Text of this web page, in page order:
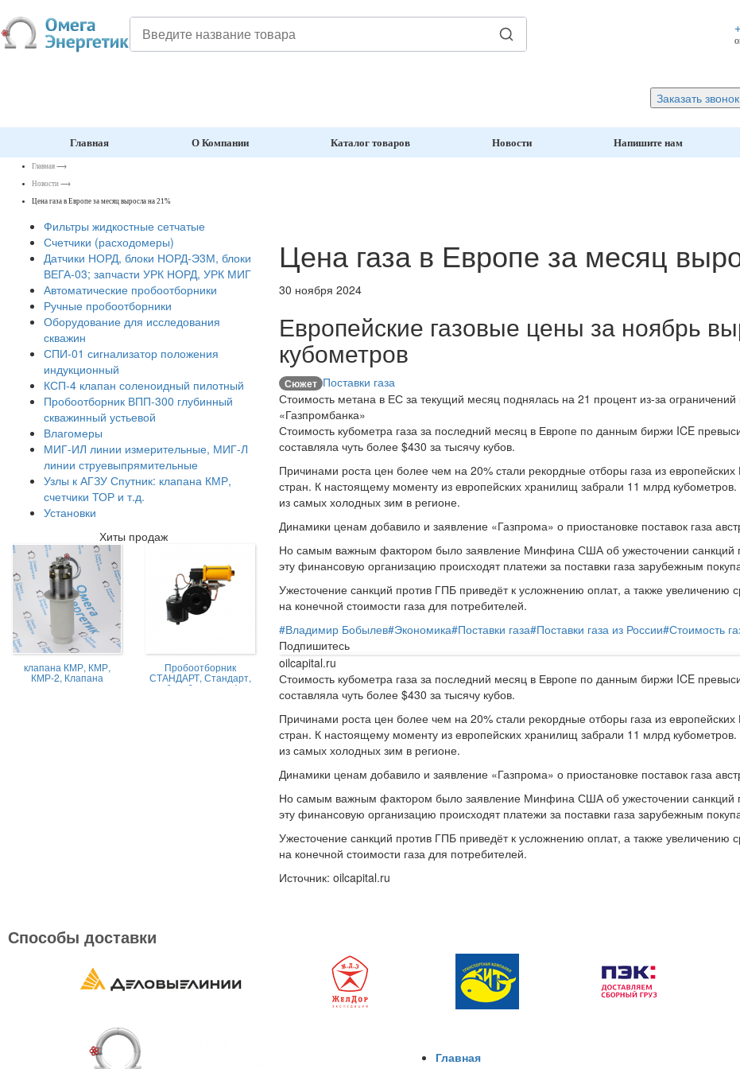
Заказать звонок
Главная О Компании Каталог товаров Новости Напишите нам
Главная ⟶
Новости ⟶
Цена газа в Европе за месяц выросла на 21%
Цена газа в Европе за месяц
30 ноября 2024
Европейские газовые цены за ноябрь
кубометров
Сюжет Поставки газа
Стоимость метана в ЕС за текущий месяц поднялась на 21 процент из-за ограничений
«Газпромбанка»
Стоимость кубометра газа за последний месяц в Европе по данным биржи ICE
составляла чуть более $430 за тысячу кубов.
Причинами роста цен более чем на 20% стали рекордные отборы газа из
стран. К настоящему моменту из европейских хранилищ забрали 11 млрд
из самых холодных зим в регионе.
Динамики ценам добавило и заявление «Газпрома» о приостановке поставок газа
Но самым важным фактором было заявление Минфина США об ужесточении санкций
эту финансовую организацию происходят платежи за поставки газа зарубежным
Ужесточение санкций против ГПБ приведёт к усложнению оплат, а также увеличению
на конечной стоимости газа для потребителей.
#Владимир Бобылев#Экономика#Поставки газа#Поставки газа из России#Стоимость
Подпишитесь
oilcapital.ru
Стоимость кубометра газа за последний месяц в Европе по данным биржи ICE
составляла чуть более $430 за тысячу кубов.
Причинами роста цен более чем на 20% стали рекордные отборы газа из
стран. К настоящему моменту из европейских хранилищ забрали 11 млрд
из самых холодных зим в регионе.
Динамики ценам добавило и заявление «Газпрома» о приостановке поставок газа
Но самым важным фактором было заявление Минфина США об ужесточении санкций
эту финансовую организацию происходят платежи за поставки газа зарубежным
Ужесточение санкций против ГПБ приведёт к усложнению оплат, а также увеличению
на конечной стоимости газа для потребителей.
Источник: oilcapital.ru
Фильтры жидкостные сетчатые
Счетчики (расходомеры)
Датчики НОРД, блоки НОРД-Э3М, блоки
ВЕГА-03; запчасти УРК НОРД, УРК МИГ
Автоматические пробоотборники
Ручные пробоотборники
Оборудование для исследования
скважин
СПИ-01 сигнализатор положения
индукционный
КСП-4 клапан соленоидный пилотный
Пробоотборник ВПП-300 глубинный
скважинный устьевой
Влагомеры
МИГ-ИЛ линии измерительные, МИГ-Л
линии струевыпрямительные
Узлы к АГЗУ Спутник: клапана КМР,
счетчики ТОР и т.д.
Установки
Хиты продаж
клапана КМР, КМР,
КМР-2, Клапана
магниторегулируемые
Пробоотборник
СТАНДАРТ, Стандарт,
пробоотборник нефти,
Способы доставки
Главная